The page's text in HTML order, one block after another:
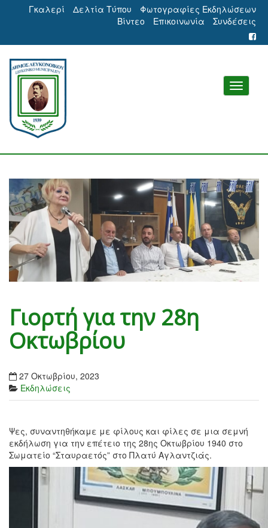
Γκαλερί Δελτία Τύπου
Φωτογραφίες Εκδηλώσεων
Βίντεο
Επικοινωνία Συνδέσεις
Γιορτή για την 28η
Οκτωβρίου
27 Οκτωβρίου, 2023
Εκδηλώσεις
Ψες, συναντηθήκαμε με φίλους και φίλες σε μια σεμνή
εκδήλωση για την επέτειο της 28ης Οκτωβρίου 1940 στο
Σωματείο “Σταυραετός” στο Πλατύ Αγλαντζιάς.